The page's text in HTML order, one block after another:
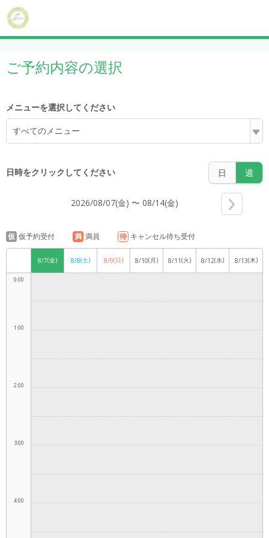
ご予約内容の選択
メニューを選択してください
すべてのメニュー
日時をクリックしてください 日 週
2026/08/07(金) 〜 08/14(金)
仮 仮予約受付 満 満員 待 キャンセル待ち受付
8/7(金) 8/8(土) 8/9(日) 8/10(月) 8/11(火) 8/12(水) 8/13(木)
0:00
1:00
2:00
3:00
4:00